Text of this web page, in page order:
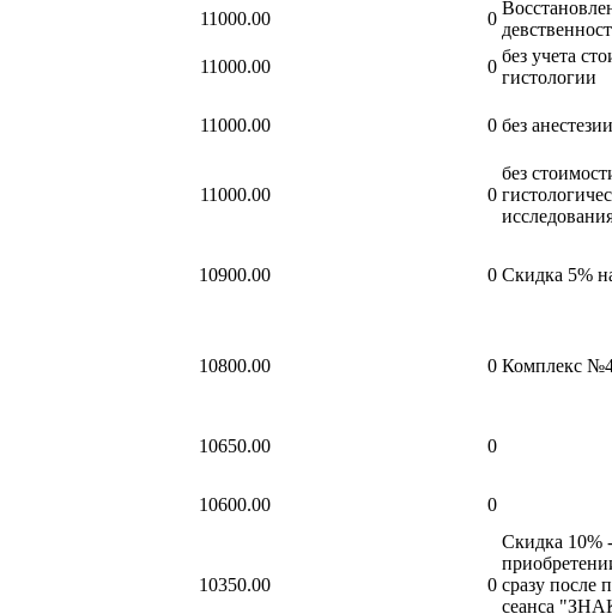
11000.00 0
11000.00 0
без учета
гистологии
11000.00 0 без анестезии
11000.00 0
без
10900.00 0 Скидка 5%
10800.00 0 Комплекс
10650.00 0
10600.00 0
10350.00 0
Скидка 10%
сразу после
сеанса